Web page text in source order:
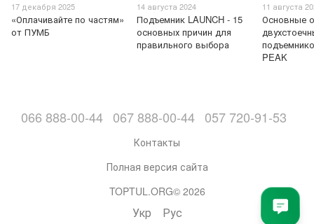
17 декабря 2025
«Оплачивайте по частям»
от ПУМБ
14 августа 2024
Подъемник LAUNCH - 15
основных причин для
правильного выбора
11 августа
Основные
PEAK
066 888-00-44 067 888-00-44 057 720-91-53
Контакты
Полная версия сайта
TOPTUL.ORG© 2026
Укр Рус